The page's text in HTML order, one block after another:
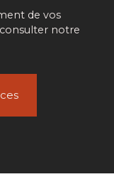
de vos
notre